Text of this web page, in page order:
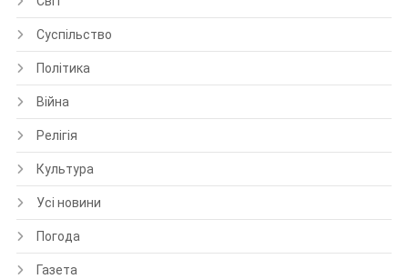
Суспільство
Політика
Війна
Релігія
Культура
Усі новини
Погода
Газета